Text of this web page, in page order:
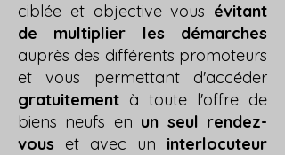
ciblée et objective vous évitant
de multiplier les démarches
auprès des différents promoteurs
et vous permettant d'accéder
gratuitement à toute l'offre de
biens neufs en un seul rendez-
vous et avec un interlocuteur